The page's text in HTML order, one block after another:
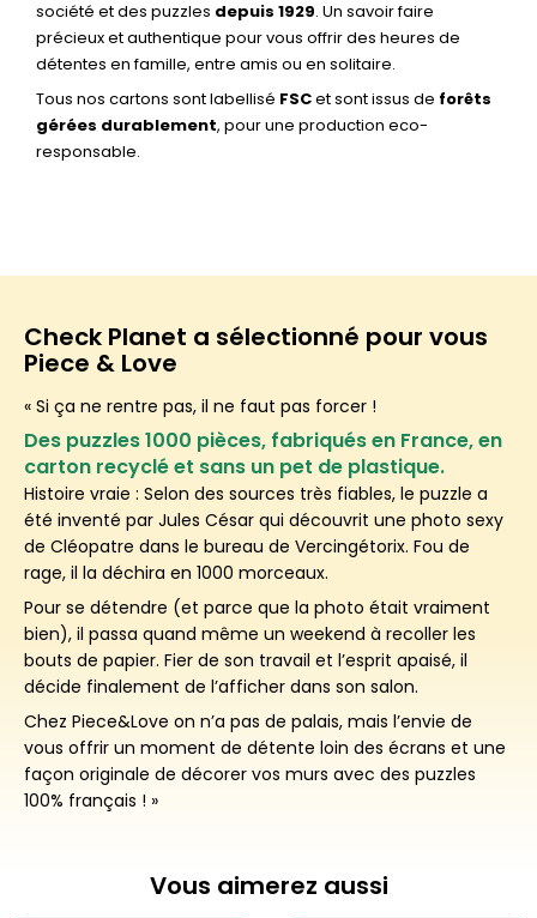
société et des puzzles depuis 1929. Un savoir faire
précieux et authentique pour vous offrir des heures de
détentes en famille, entre amis ou en solitaire.
Tous nos cartons sont labellisé FSCet sont issus de forêts
gérées durablement, pour une production eco-
responsable.
Check Planet a sélectionné pour vous
Piece & Love
« Si ça ne rentre pas, il ne faut pas forcer !
Des puzzles 1000 pièces, fabriqués en France, en
carton recyclé et sans un pet de plastique.
Histoire vraie : Selon des sources très fiables, le puzzle a
été inventé par Jules César qui découvrit une photo sexy
de Cléopatre dans le bureau de Vercingétorix. Fou de
rage, il la déchira en 1000 morceaux.
Pour se détendre (et parce que la photo était vraiment
bien), il passa quand même un weekend à recoller les
bouts de papier. Fier de son travail et l’esprit apaisé, il
décide finalement de l’afficher dans son salon.
Chez Piece&Love on n’a pas de palais, mais l’envie de
vous offrir un moment de détente loin des écrans et une
façon originale de décorer vos murs avec des puzzles
100% français ! »
Vous aimerez aussi